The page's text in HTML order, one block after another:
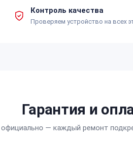
Контроль качества
Проверяем устройство на всех
Гарантия и
— каждый ремонт